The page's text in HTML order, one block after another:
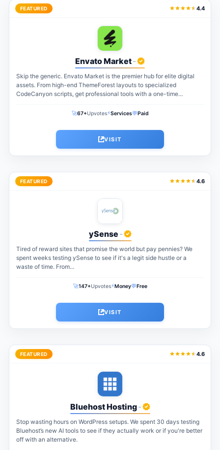
FEATURED 4.4
Envato Market-
Skip the generic. Envato Market is the premier hub for elite digital
assets. From high-end ThemeForest layouts to specialized
CodeCanyon scripts, get professional tools with a one-time
🚀67+Upvotes⚡Services💬Paid
VISIT
FEATURED 4.6
ySense -
Tired of reward sites that promise the world but pay pennies? We
spent weeks testing ySense to see if it's a legit side hustle or a
waste of time. From...
🚀147+Upvotes⚡Money💬Free
VISIT
FEATURED 4.6
Bluehost Hosting-
Stop wasting hours on WordPress setups. We spent 30 days testing
Bluehost’s new AI tools to see if they actually work or if you're better
off with an alternative.